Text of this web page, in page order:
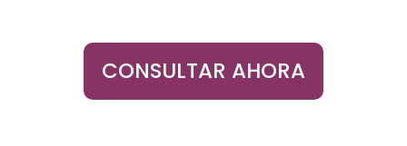
CONSULTAR AHORA